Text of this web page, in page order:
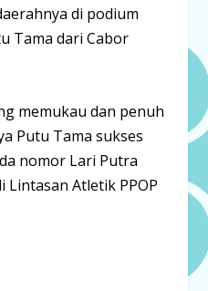
di podium
Tama dari Cabor
memukau dan penuh
Putu Tama sukses
nomor Lari Putra
Lintasan Atletik PPOP